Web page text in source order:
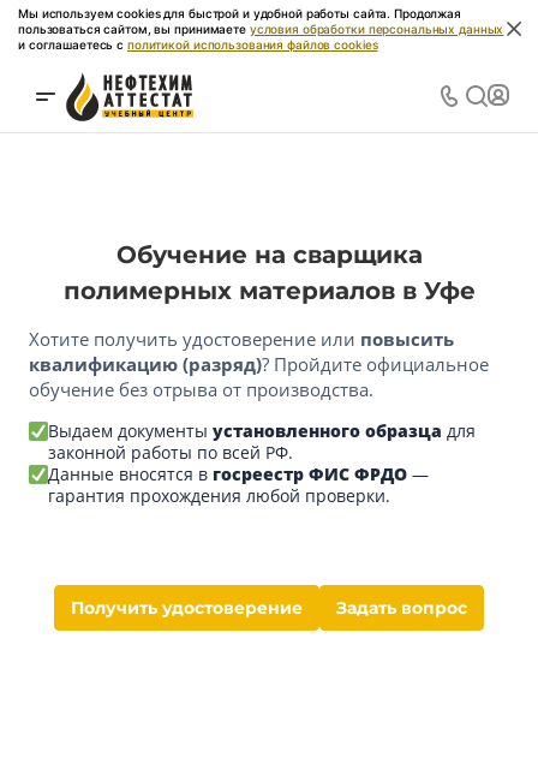
Мы используем cookies для быстрой и удобной работы сайта. Продолжая
пользоваться сайтом, вы принимаете условия обработки персональных данных
и соглашаетесь с политикой использования файлов cookies
Обучение на сварщика
полимерных материалов в Уфе
Хотите получить удостоверение или повысить
квалификацию (разряд)? Пройдите официальное
обучение без отрыва от производства.
Выдаем документы установленного образца для
законной работы по всей РФ.
Данные вносятся в госреестр ФИС ФРДО —
гарантия прохождения любой проверки.
Получить удостоверение Задать вопрос